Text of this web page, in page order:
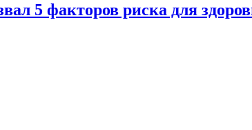
5 факторов риска для